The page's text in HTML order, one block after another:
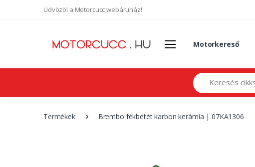
Üdvözöl a Motorcucc webáruház!
Motorkereső
Search
Termékek Brembo fékbetét karbon kerámia | 07KA1306